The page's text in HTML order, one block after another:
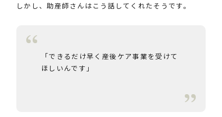
しかし、助産師さんはこう話してくれたそうです。
「できるだけ早く産後ケア事業を受けて
ほしいんです」